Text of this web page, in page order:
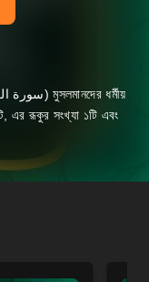
এর রূকুর সংখ্যা ১টি এবং